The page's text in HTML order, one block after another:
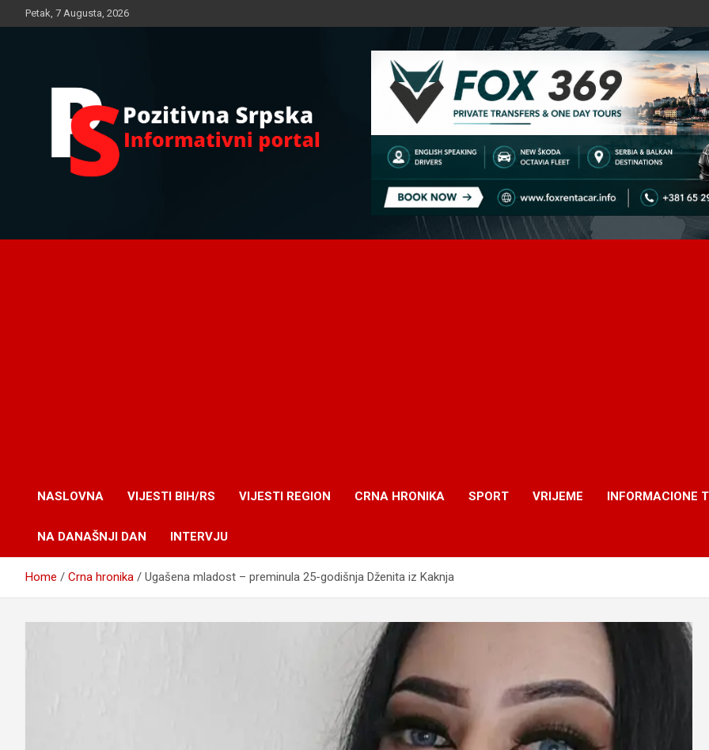
to
Petak, 7 Augusta, 2026
NASLOVNA VIJESTI BIH/RS VIJESTI REGION CRNA HRONIKA SPORT VRIJEME INFORMACIONE
NA DANAŠNJI DAN INTERVJU
Home Crna hronika Ugašena mladost – preminula 25-godišnja Dženita iz Kaknja